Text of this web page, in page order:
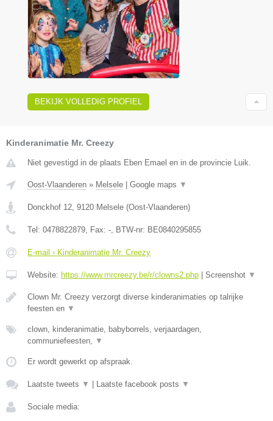
BEKIJK VOLLEDIG PROFIEL
Kinderanimatie Mr. Creezy
Niet gevestigd in de plaats Eben Emael en in de provincie Luik.
Oost-Vlaanderen » Melsele Google maps ▼
Donckhof 12, 9120 Melsele (Oost-Vlaanderen)
Tel: 0478822879, Fax: -, BTW-nr: BE0840295855
E-mail › Kinderanimatie Mr. Creezy
Website: https://www.mrcreezy.be/r/clowns2.php Screenshot ▼
Clown Mr. Creezy verzorgt diverse kinderanimaties op talrijke
feesten en ▼
clown, kinderanimatie, babyborrels, verjaardagen,
communiefeesten, ▼
Er wordt gewerkt op afspraak.
Laatste tweets ▼ Laatste facebook posts ▼
Sociale media: